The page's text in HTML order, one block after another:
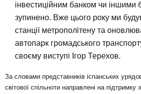
інвестиційним банком чи іншими
зупинено. Вже цього року ми
станції метрополітену та
автопарк громадського
своєму виступі Ігор Терехов.
За словами представників іспанських
світової спільноти направлені на підтримку